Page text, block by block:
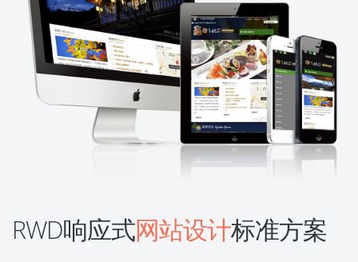
RWD响应式网站设计标准方案